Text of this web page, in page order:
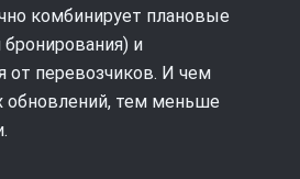
комбинирует плановые
и
от перевозчиков. И чем
обновлений, тем меньше